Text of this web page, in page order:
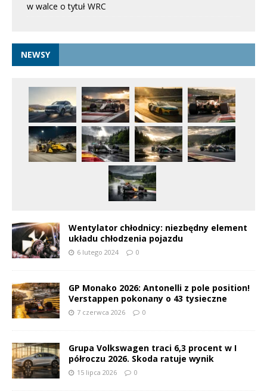
w walce o tytuł WRC
NEWSY
Wentylator chłodnicy: niezbędny element
układu chłodzenia pojazdu
6 lutego 2024 0
GP Monako 2026: Antonelli z pole position!
Verstappen pokonany o 43 tysieczne
7 czerwca 2026 0
Grupa Volkswagen traci 6,3 procent w I
półroczu 2026. Skoda ratuje wynik
15 lipca 2026 0